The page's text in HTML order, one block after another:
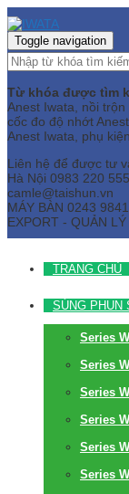
Toggle navigation
Từ khóa được tìm
Anest Iwata, nồi trộn
cốc đo độ nhớt
Anest Iwata, phụ
Liên hệ để được tư
Hà Nội 0983 220
camle@taishun.vn
MÁY BÀN 0243
EXPORT - QUẢN LÝ
TRANG CHỦ
SÚNG PHUN
Series
Series
Series
Series
Series
Series